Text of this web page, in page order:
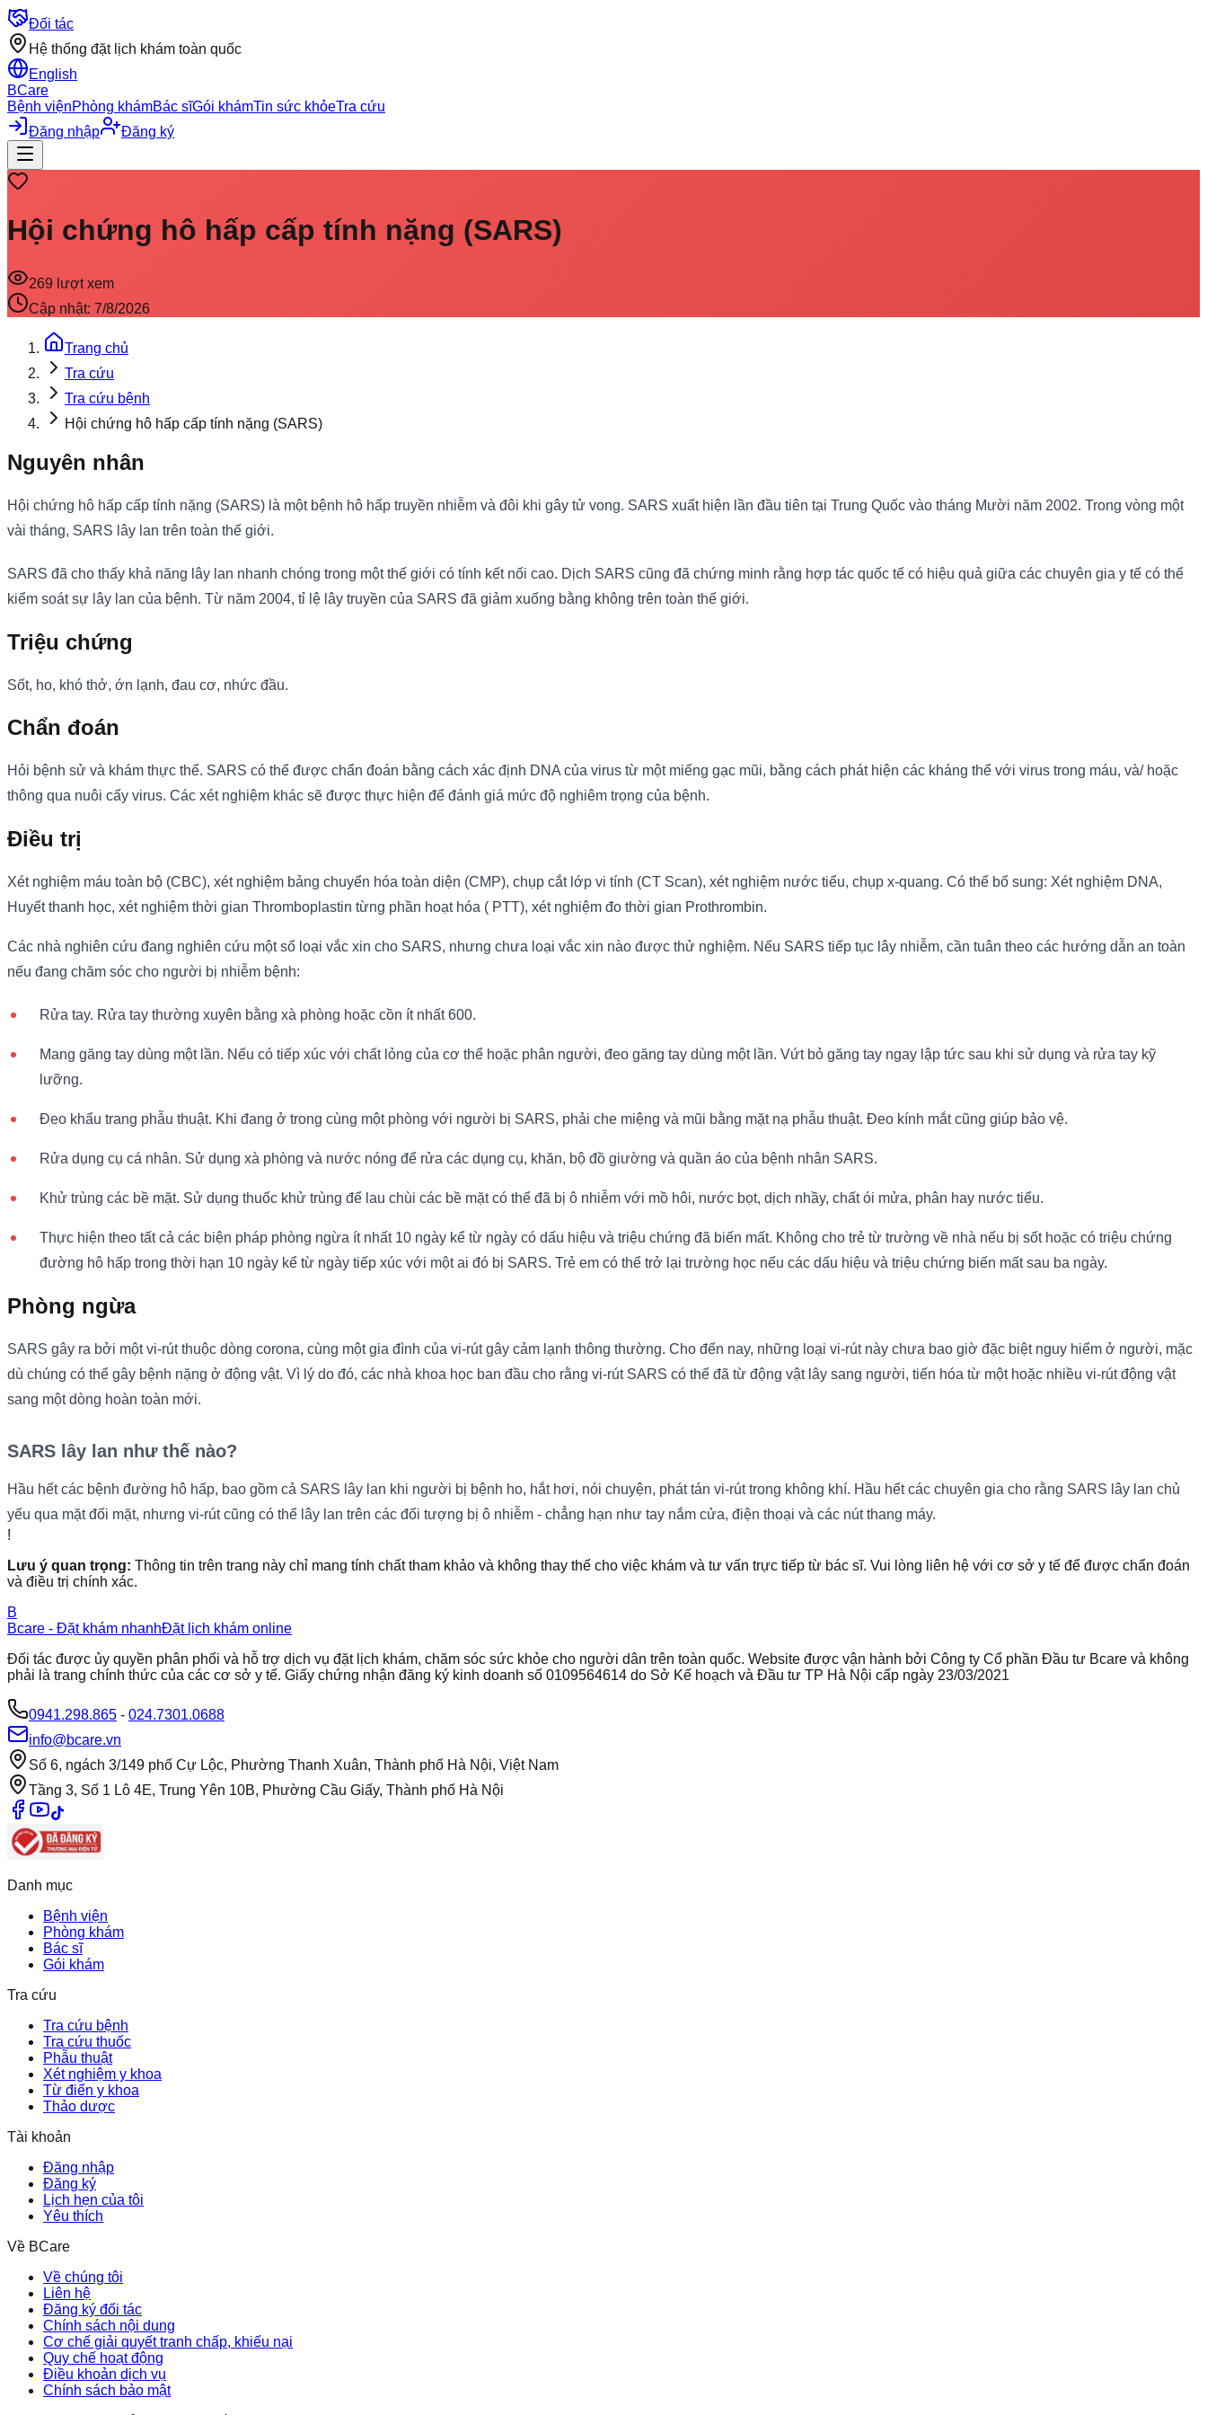
Đối tác
Hệ thống đặt lịch khám toàn quốc
English
BCare
Bệnh việnPhòng khámBác sĩGói khámTin sức khỏeTra cứu
Đăng nhập
Đăng ký
Hội chứng hô hấp cấp tính nặng (SARS)
269 lượt xem
Cập nhật: 7/8/2026
Trang chủ
Tra cứu
Tra cứu bệnh
Hội chứng hô hấp cấp tính nặng (SARS)
Nguyên nhân
Hội chứng hô hấp cấp tính nặng (SARS) là một bệnh hô hấp truyền nhiễm và đôi khi gây tử vong. SARS xuất hiện lần đầu tiên tại Trung Quốc vào tháng Mười năm 2002. Trong vòng một
vài tháng, SARS lây lan trên toàn thế giới.
SARS đã cho thấy khả năng lây lan nhanh chóng trong một thế giới có tính kết nối cao. Dịch SARS cũng đã chứng minh rằng hợp tác quốc tế có hiệu quả giữa các chuyên gia y tế có thể
kiểm soát sự lây lan của bệnh. Từ năm 2004, tỉ lệ lây truyền của SARS đã giảm xuống bằng không trên toàn thế giới.
Triệu chứng
Sốt, ho, khó thở, ớn lạnh, đau cơ, nhức đầu.
Chẩn đoán
Hỏi bệnh sử và khám thực thể. SARS có thể được chẩn đoán bằng cách xác định DNA của virus từ một miếng gạc mũi, bằng cách phát hiện các kháng thể với virus trong máu, và/ hoặc
thông qua nuôi cấy virus. Các xét nghiệm khác sẽ được thực hiện để đánh giá mức độ nghiêm trọng của bệnh.
Điều trị
Xét nghiệm máu toàn bộ (CBC), xét nghiệm bảng chuyển hóa toàn diện (CMP), chụp cắt lớp vi tính (CT Scan), xét nghiệm nước tiểu, chụp x-quang. Có thể bổ sung: Xét nghiệm DNA,
Huyết thanh học, xét nghiệm thời gian Thromboplastin từng phần hoạt hóa ( PTT), xét nghiệm đo thời gian Prothrombin.
Các nhà nghiên cứu đang nghiên cứu một số loại vắc xin cho SARS, nhưng chưa loại vắc xin nào được thử nghiệm. Nếu SARS tiếp tục lây nhiễm, cần tuân theo các hướng dẫn an toàn
nếu đang chăm sóc cho người bị nhiễm bệnh:
Rửa tay. Rửa tay thường xuyên bằng xà phòng hoặc cồn ít nhất 600.
Mang găng tay dùng một lần. Nếu có tiếp xúc với chất lỏng của cơ thể hoặc phân người, đeo găng tay dùng một lần. Vứt bỏ găng tay ngay lập tức sau khi sử dụng và rửa tay kỹ
lưỡng.
Đeo khẩu trang phẫu thuật. Khi đang ở trong cùng một phòng với người bị SARS, phải che miệng và mũi bằng mặt nạ phẫu thuật. Đeo kính mắt cũng giúp bảo vệ.
Rửa dụng cụ cá nhân. Sử dụng xà phòng và nước nóng để rửa các dụng cụ, khăn, bộ đồ giường và quần áo của bệnh nhân SARS.
Khử trùng các bề mặt. Sử dụng thuốc khử trùng để lau chùi các bề mặt có thể đã bị ô nhiễm với mồ hôi, nước bọt, dịch nhầy, chất ói mửa, phân hay nước tiểu.
Thực hiện theo tất cả các biện pháp phòng ngừa ít nhất 10 ngày kể từ ngày có dấu hiệu và triệu chứng đã biến mất. Không cho trẻ từ trường về nhà nếu bị sốt hoặc có triệu chứng
đường hô hấp trong thời hạn 10 ngày kể từ ngày tiếp xúc với một ai đó bị SARS. Trẻ em có thể trở lại trường học nếu các dấu hiệu và triệu chứng biến mất sau ba ngày.
Phòng ngừa
SARS gây ra bởi một vi-rút thuộc dòng corona, cùng một gia đình của vi-rút gây cảm lạnh thông thường. Cho đến nay, những loại vi-rút này chưa bao giờ đặc biệt nguy hiểm ở người, mặc
dù chúng có thể gây bệnh nặng ở động vật. Vì lý do đó, các nhà khoa học ban đầu cho rằng vi-rút SARS có thể đã từ động vật lây sang người, tiến hóa từ một hoặc nhiều vi-rút động vật
sang một dòng hoàn toàn mới.
SARS lây lan như thế nào?
Hầu hết các bệnh đường hô hấp, bao gồm cả SARS lây lan khi người bị bệnh ho, hắt hơi, nói chuyện, phát tán vi-rút trong không khí. Hầu hết các chuyên gia cho rằng SARS lây lan chủ
yếu qua mặt đối mặt, nhưng vi-rút cũng có thể lây lan trên các đối tượng bị ô nhiễm - chẳng hạn như tay nắm cửa, điện thoại và các nút thang máy.
!
Lưu ý quan trọng: Thông tin trên trang này chỉ mang tính chất tham khảo và không thay thế cho việc khám và tư vấn trực tiếp từ bác sĩ. Vui lòng liên hệ với cơ sở y tế để được chẩn đoán
và điều trị chính xác.
B
Bcare - Đặt khám nhanhĐặt lịch khám online
Đối tác được ủy quyền phân phối và hỗ trợ dịch vụ đặt lịch khám, chăm sóc sức khỏe cho người dân trên toàn quốc. Website được vận hành bởi Công ty Cổ phần Đầu tư Bcare và không
phải là trang chính thức của các cơ sở y tế. Giấy chứng nhận đăng ký kinh doanh số 0109564614 do Sở Kế hoạch và Đầu tư TP Hà Nội cấp ngày 23/03/2021
0941.298.865 - 024.7301.0688
info@bcare.vn
Số 6, ngách 3/149 phố Cự Lộc, Phường Thanh Xuân, Thành phố Hà Nội, Việt Nam
Tầng 3, Số 1 Lô 4E, Trung Yên 10B, Phường Cầu Giấy, Thành phố Hà Nội
Danh mục
Bệnh viện
Phòng khám
Bác sĩ
Gói khám
Tra cứu
Tra cứu bệnh
Tra cứu thuốc
Phẫu thuật
Xét nghiệm y khoa
Từ điển y khoa
Thảo dược
Tài khoản
Đăng nhập
Đăng ký
Lịch hẹn của tôi
Yêu thích
Về BCare
Về chúng tôi
Liên hệ
Đăng ký đối tác
Chính sách nội dung
Cơ chế giải quyết tranh chấp, khiếu nại
Quy chế hoạt động
Điều khoản dịch vụ
Chính sách bảo mật